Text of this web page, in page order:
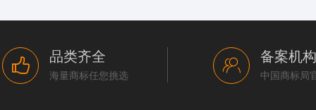
品类齐全
海量商标任您挑选
备案机构
中国商标局